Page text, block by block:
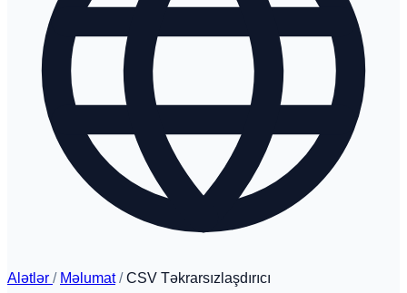
Alətlər / Məlumat / CSV Təkrarsızlaşdırıcı